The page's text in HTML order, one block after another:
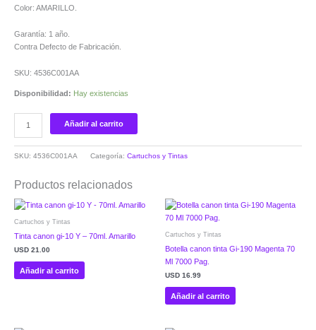
Color: AMARILLO.
Garantía: 1 año.
Contra Defecto de Fabricación.
SKU: 4536C001AA
Disponibilidad: Hay existencias
Añadir al carrito
SKU: 4536C001AA Categoría: Cartuchos y Tintas
Productos relacionados
Cartuchos y Tintas
Tinta canon gi-10 Y – 70ml. Amarillo
USD 21.00
Añadir al carrito
Cartuchos y Tintas
Botella canon tinta Gi-190 Magenta 70
Ml 7000 Pag.
USD 16.99
Añadir al carrito